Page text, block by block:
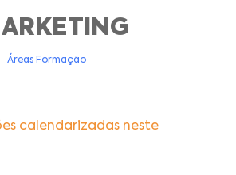
Áreas Formação
calendarizadas neste